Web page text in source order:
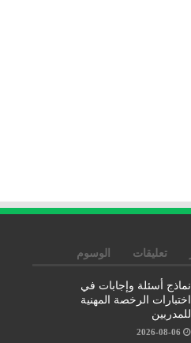
تعليقات الوسوم
نماذج أسئلة وإجابات في
اختبارات الرخصة المهنية
للمدربين
2026-08-06